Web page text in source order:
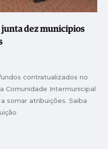
junta dez municípios
contratualizados no
Comunidade Intermunicipal
somar atribuições. Saiba